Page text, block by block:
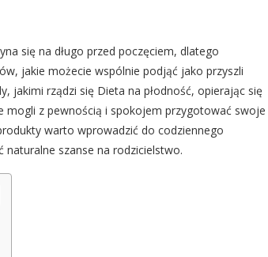
się na długo przed poczęciem, dlatego
jakie możecie wspólnie podjąć jako przyszli
jakimi rządzi się Dieta na płodność, opierając się
mogli z pewnością i spokojem przygotować swoje
warto wprowadzić do codziennego
naturalne szanse na rodzicielstwo.